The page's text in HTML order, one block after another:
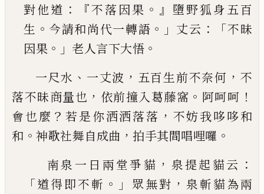
對他道 ：『不落因果 。』 墮野狐身五百
生 。 今請和尚代一轉語 。」 丈云 ：「不昧
因果 。」 老人言下大悟 。
一尺水 、 一丈波 ， 五百生前不奈何 ， 不
落不昧商量也 ， 依前撞入葛藤窩 。 阿呵呵 ！
會也麼 ？若是你洒洒落落 ， 不妨我哆哆和
和 。 神歌社舞自成曲 ， 拍手其間唱哩囉 。
南泉一日兩堂爭貓 ， 泉提起貓云 ：
「道得即不斬 。」 眾無對 ， 泉斬貓為兩